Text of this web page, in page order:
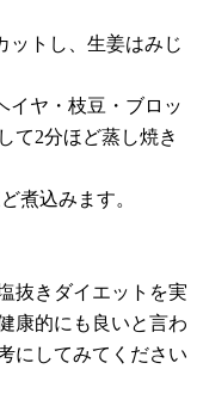
ットし、生姜はみじ
イヤ・枝豆・ブロッ
て2分ほど蒸し焼き
煮込みます。
抜きダイエットを実
康的にも良いと言わ
にしてみてください